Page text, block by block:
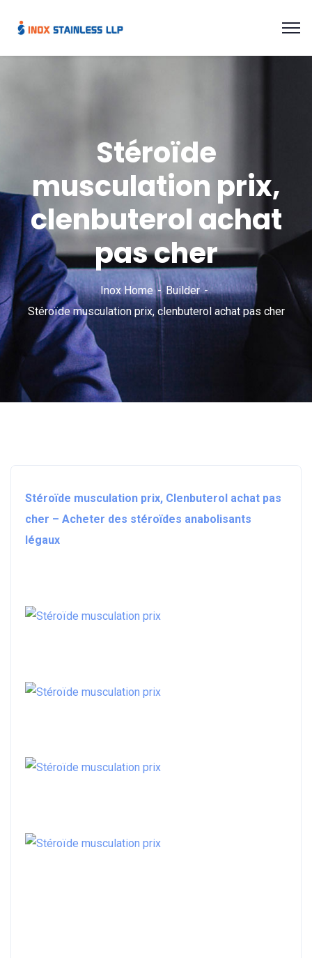
Stéroïde
musculation prix,
clenbuterol achat
pas cher
Inox Home
Builder
Stéroïde musculation prix, clenbuterol achat pas cher
Stéroïde musculation prix, Clenbuterol achat pas
cher – Acheter des stéroïdes anabolisants
légaux